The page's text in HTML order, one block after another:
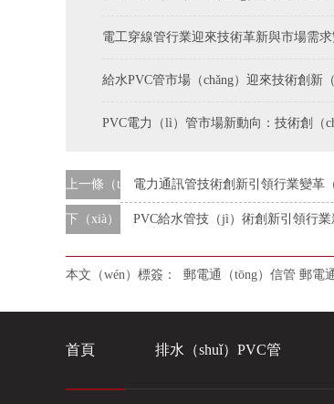
電工穿線管行業迎來技術革新與市場需
給水PVC管市場（chǎng）迎來技術創新
PVC電力（lì）管市場新動向：技術創（
上一條（tiáo）電力通訊管技術創新引領行業變革
下（xià）一條PVC給水管技（jì）術創新引領行
本文（wén）標簽： 郵電通（tōng）信管 郵電
首頁 排水（shuǐ）PVC管